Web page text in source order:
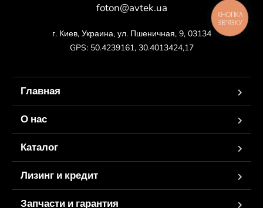
foton@avtek.ua
г. Киев, Украина, ул. Пшеничная, 9, 03134
GPS: 50.4239161, 30.4013424,17
Главная
О нас
Каталог
Лизинг и кредит
Запчасти и гарантия
КНОПКА
ЗВ'ЯЗКУ